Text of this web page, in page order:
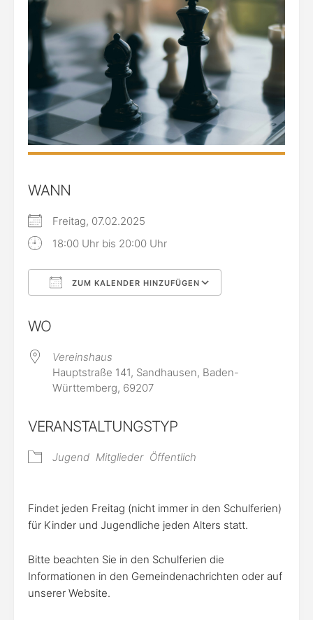
WANN
Freitag, 07.02.2025
18:00 Uhr bis 20:00 Uhr
ZUM KALENDER HINZUFÜGEN
WO
Vereinshaus
Hauptstraße 141, Sandhausen, Baden-
Württemberg, 69207
VERANSTALTUNGSTYP
Jugend Mitglieder Öffentlich
Findet jeden Freitag (nicht immer in den Schulferien)
für Kinder und Jugendliche jeden Alters statt.
Bitte beachten Sie in den Schulferien die
Informationen in den Gemeindenachrichten oder auf
unserer Website.